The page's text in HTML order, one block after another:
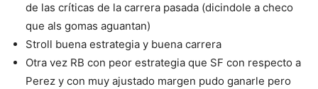
de las críticas de la carrera pasada (dicindole a checo
que als gomas aguantan)
Stroll buena estrategia y buena carrera
Otra vez RB con peor estrategia que SF con respecto a
Perez y con muy ajustado margen pudo ganarle pero